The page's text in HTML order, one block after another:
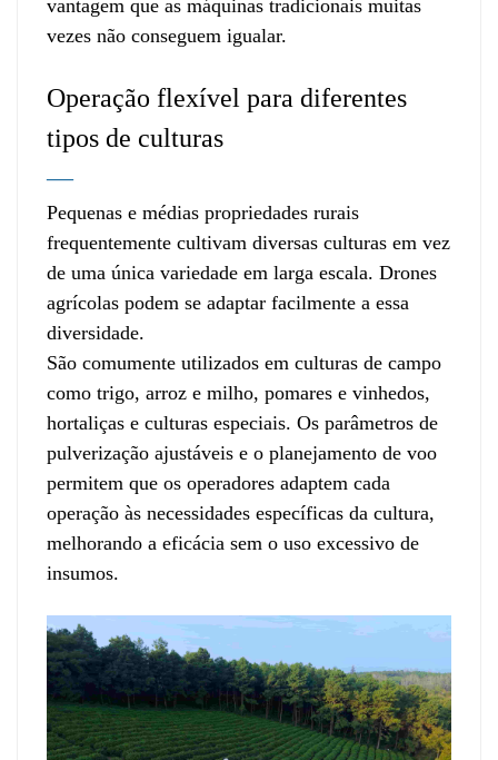
vantagem que as máquinas tradicionais muitas
vezes não conseguem igualar.
Operação flexível para diferentes
tipos de culturas
—
Pequenas e médias propriedades rurais
frequentemente cultivam diversas culturas em vez
de uma única variedade em larga escala. Drones
agrícolas podem se adaptar facilmente a essa
diversidade.
São comumente utilizados em culturas de campo
como trigo, arroz e milho, pomares e vinhedos,
hortaliças e culturas especiais. Os parâmetros de
pulverização ajustáveis ​​e o planejamento de voo
permitem que os operadores adaptem cada
operação às necessidades específicas da cultura,
melhorando a eficácia sem o uso excessivo de
insumos.